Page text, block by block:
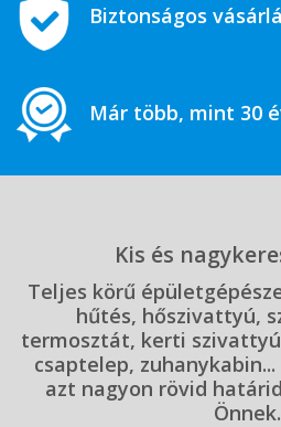
Biztonságos
Már több, mint 30
Kis és
Teljes körű
hűtés, hőszivattyú,
termosztát, kerti
csaptelep,
azt nagyon rövid
Önnek.